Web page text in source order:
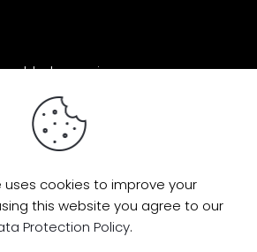
music.com
Music | All Rights
| Powered byAMP Studio
uses cookies to improve your
this website you agree to our
Protection Policy.